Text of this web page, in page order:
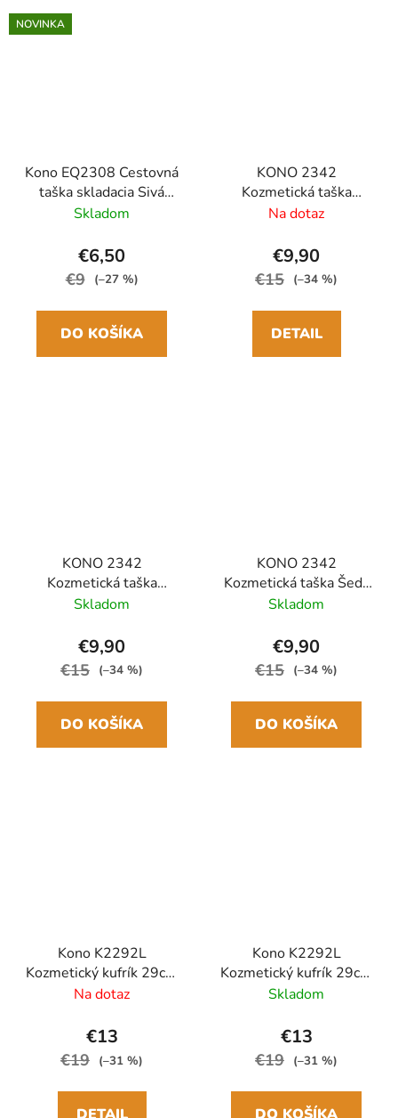
NOVINKA
Kono EQ2308 Cestovná
taška skladacia Sivá
45cm Vodoodolná
Skladom
€6,50
€9 (–27 %)
DO KOŠÍKA
KONO 2342
Kozmetická taška
Béžová na zavesenie
Na dotaz
€9,90
€15 (–34 %)
DETAIL
KONO 2342
Kozmetická taška
Ružová/Telová na
Skladom
€9,90
€15 (–34 %)
DO KOŠÍKA
KONO 2342
Kozmetická taška Šedá
na zavesenie 3,5L
Skladom
€9,90
€15 (–34 %)
DO KOŠÍKA
Kono K2292L
Kozmetický kufrík 29cm
Čierna ABS
Na dotaz
€13
€19 (–31 %)
Kono K2292L
Kozmetický kufrík 29cm
Šedá ABS
Skladom
€13
€19 (–31 %)